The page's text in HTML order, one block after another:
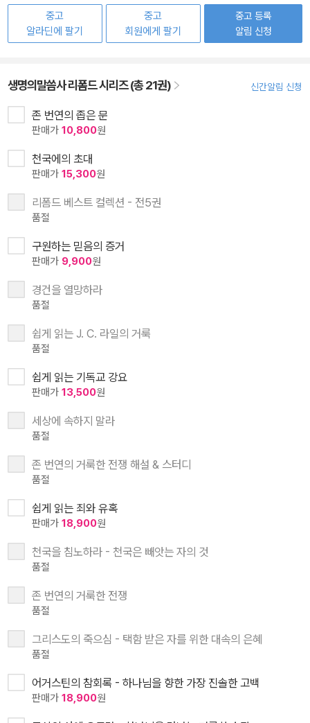
중고
알라딘에 팔기
중고
회원에게 팔기
중고 등록
알림 신청
생명의말씀사 리폼드 시리즈 (총 21권) 신간알림 신청
존 번연의 좁은 문
판매가 10,800원
천국에의 초대
판매가 15,300원
리폼드 베스트 컬렉션 - 전5권
품절
구원하는 믿음의 증거
판매가 9,900원
경건을 열망하라
품절
쉽게 읽는 J. C. 라일의 거룩
품절
쉽게 읽는 기독교 강요
판매가 13,500원
세상에 속하지 말라
품절
존 번연의 거룩한 전쟁 해설 & 스터디
품절
쉽게 읽는 죄와 유혹
판매가 18,900원
천국을 침노하라 - 천국은 빼앗는 자의 것
품절
존 번연의 거룩한 전쟁
품절
그리스도의 죽으심 - 택함 받은 자를 위한 대속의 은혜
품절
어거스틴의 참회록 - 하나님을 향한 가장 진솔한 고백
판매가 18,900원